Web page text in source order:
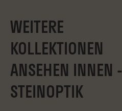
WEITERE
KOLLEKTIONEN
ANSEHEN INNEN -
STEINOPTIK